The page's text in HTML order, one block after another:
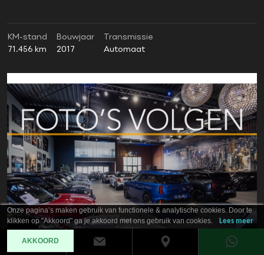
KM-stand
71.456 km
Bouwjaar
2017
Transmissie
Automaat
Onze pagina’s maken gebruik van functionele & analytische cookies. Door te
klikken op "Akkoord" ga je akkoord met ons gebruik van cookies.
Lees meer
AKKOORD